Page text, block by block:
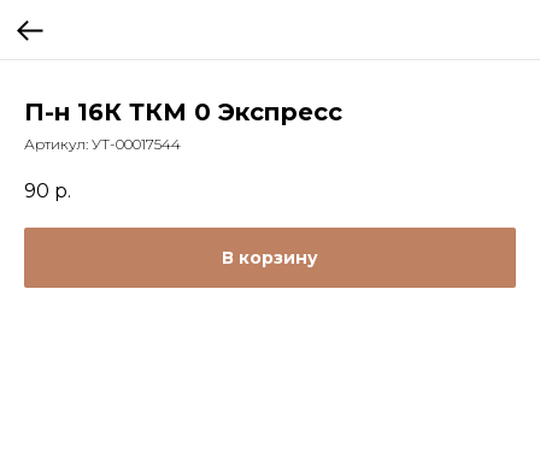
П-н 16К ТКМ 0 Экспресс
Артикул: УТ-00017544
90 р.
В корзину